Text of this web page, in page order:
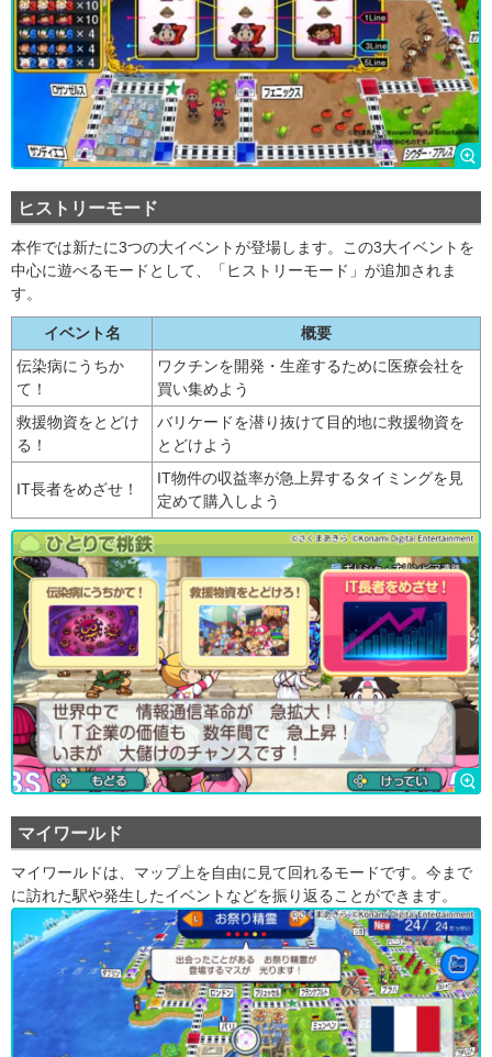
ヒストリーモード
本作では新たに3つの大イベントが登場します。この3大イベントを
中心に遊べるモードとして、「ヒストリーモード」が追加されま
す。
イベント名
概要
伝染病にうちか
て！
ワクチンを開発・生産するために医療会社を
買い集めよう
救援物資をとどけ
る！
バリケードを潜り抜けて目的地に救援物資を
とどけよう
IT長者をめざせ！
IT物件の収益率が急上昇するタイミングを見
定めて購入しよう
マイワールド
マイワールドは、マップ上を自由に見て回れるモードです。今まで
に訪れた駅や発生したイベントなどを振り返ることができます。